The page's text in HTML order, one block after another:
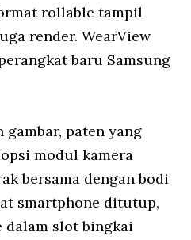
rollable tampil
render. WearView
baru Samsung
gambar, paten yang
modul kamera
bersama dengan bodi
smartphone ditutup,
dalam slot bingkai